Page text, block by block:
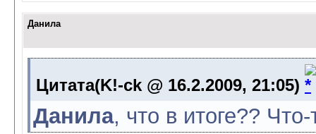
Данила
Цитата(K!-ck @ 16.2.2009, 21:05)
Данила, что в итоге??